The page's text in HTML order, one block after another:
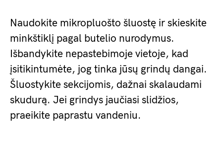
Naudokite mikropluošto šluostę ir skieskite
minkštiklį pagal butelio nurodymus.
Išbandykite nepastebimoje vietoje, kad
įsitikintumėte, jog tinka jūsų grindų dangai.
Šluostykite sekcijomis, dažnai skalaudami
skudurą. Jei grindys jaučiasi slidžios,
praeikite paprastu vandeniu.